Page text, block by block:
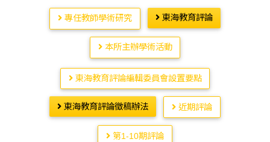
專任教師學術研究 東海教育評論
本所主辦學術活動
東海教育評論編輯委員會設置要點
東海教育評論徵稿辦法 近期評論
第1-10期評論